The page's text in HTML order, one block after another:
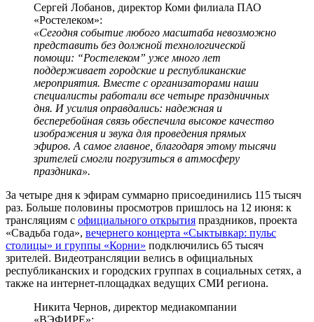
Сергей Лобанов, директор Коми филиала ПАО
«Ростелеком»:
«Сегодня событие любого масштаба невозможно
представить без должной технологической
помощи: “Ростелеком” уже много лет
поддерживает городские и республиканские
мероприятия. Вместе с организаторами наши
специалисты работали все четыре праздничных
дня. И усилия оправдались: надежная и
бесперебойная связь обеспечила высокое качество
изображения и звука для проведения прямых
эфиров. А самое главное, благодаря этому тысячи
зрителей смогли погрузиться в атмосферу
праздника».
За четыре дня к эфирам суммарно присоединились 115 тысяч
раз. Больше половины просмотров пришлось на 12 июня: к
трансляциям с официального открытия праздников, проекта
«Свадьба года», вечернего концерта «Сыктывкар: пульс
столицы» и группы «Корни» подключились 65 тысяч
зрителей. Видеотрансляции велись в официальных
республиканских и городских группах в социальных сетях, а
также на интернет-площадках ведущих СМИ региона.
Никита Чернов, директор медиакомпании
«ВЭФИРЕ»: